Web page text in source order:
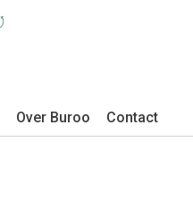
Over Buroo Contact